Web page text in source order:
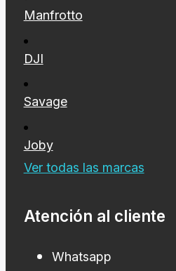
Manfrotto
DJI
Savage
Joby
Ver todas las marcas
Atención al cliente
Whatsapp